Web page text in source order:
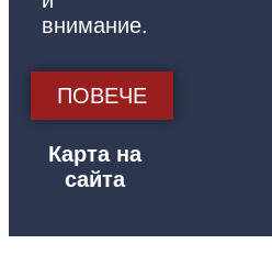
внимание.
ПОВЕЧЕ
Карта на
сайта